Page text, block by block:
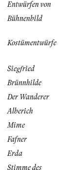
Entwürfen von
Bühnenbild
Kostümentwürfe
Siegfried
Brünnhilde
Der Wanderer
Alberich
Mime
Fafner
Erda
Stimme des